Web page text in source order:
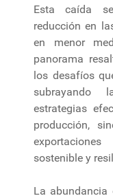
Esta caída
reducción en
en menor
panorama
los desafíos
subrayando
estrategias
producción,
sostenible y
La abundancia